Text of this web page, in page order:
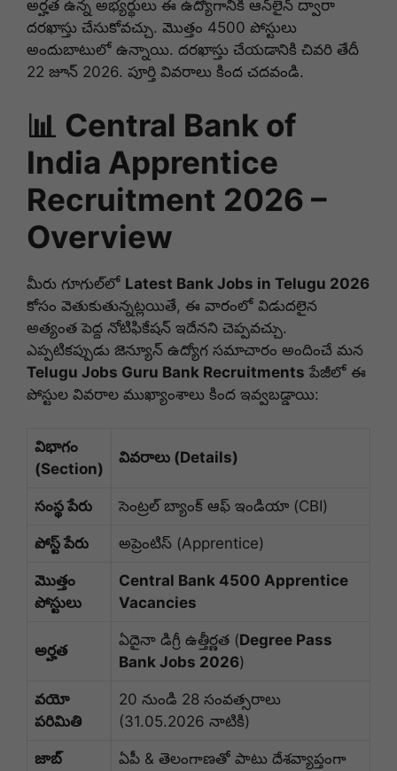
అర్హత ఉన్న అభ్యర్థులు ఈ ఉద్యోగానికి ఆన్‌లైన్ ద్వారా
దరఖాస్తు చేసుకోవచ్చు. మొత్తం 4500 పోస్టులు
అందుబాటులో ఉన్నాయి. దరఖాస్తు చేయడానికి చివరి తేదీ
22 జూన్ 2026. పూర్తి వివరాలు కింద చదవండి.
📊 Central Bank of
India Apprentice
Recruitment 2026 –
Overview
మీరు గూగుల్‌లో Latest Bank Jobs in Telugu 2026
కోసం వెతుకుతున్నట్లయితే, ఈ వారంలో విడుదలైన
అత్యంత పెద్ద నోటిఫికేషన్ ఇదేనని చెప్పవచ్చు.
ఎప్పటికప్పుడు జెన్యూన్ ఉద్యోగ సమాచారం అందించే మన
Telugu Jobs Guru Bank Recruitments పేజీలో ఈ
పోస్టుల వివరాల ముఖ్యాంశాలు కింద ఇవ్వబడ్డాయి:
విభాగం
(Section)
వివరాలు (Details)
సంస్థ పేరు సెంట్రల్ బ్యాంక్ ఆఫ్ ఇండియా (CBI)
పోస్ట్ పేరు అప్రెంటిస్ (Apprentice)
మొత్తం
పోస్టులు
Central Bank 4500 Apprentice
Vacancies
అర్హత
ఏదైనా డిగ్రీ ఉత్తీర్ణత (Degree Pass
Bank Jobs 2026)
వయో
పరిమితి
20 నుండి 28 సంవత్సరాలు
(31.05.2026 నాటికి)
జాబ్ ఏపీ & తెలంగాణతో పాటు దేశవ్యాప్తంగా